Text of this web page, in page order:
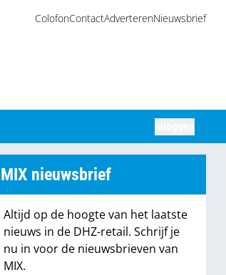
ColofonContactAdverterenNieuwsbrief
MIX nieuwsbrief
Altijd op de hoogte van het laatste
nieuws in de DHZ-retail. Schrijf je
nu in voor de nieuwsbrieven van
MIX.